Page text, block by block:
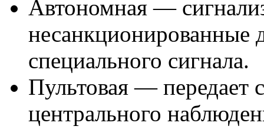
Автономная —
несанкционированные
специального сигнала.
Пультовая — передает
центрального